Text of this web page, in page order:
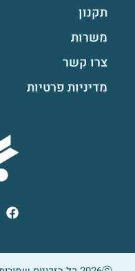
תקנון
משרות
צרו קשר
מדיניות פרטיות